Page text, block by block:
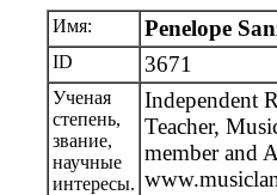
Имя: Penelope
ID 3671
Ученая
степень,
звание,
научные
интересы.
Independent
Teacher,
member and